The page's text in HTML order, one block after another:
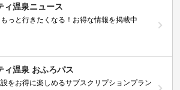
ィ温泉ニュース
っと行きたくなる！お得な情報を掲載中
ィ温泉 おふろパス
をお得に楽しめるサブスクリプションプラン